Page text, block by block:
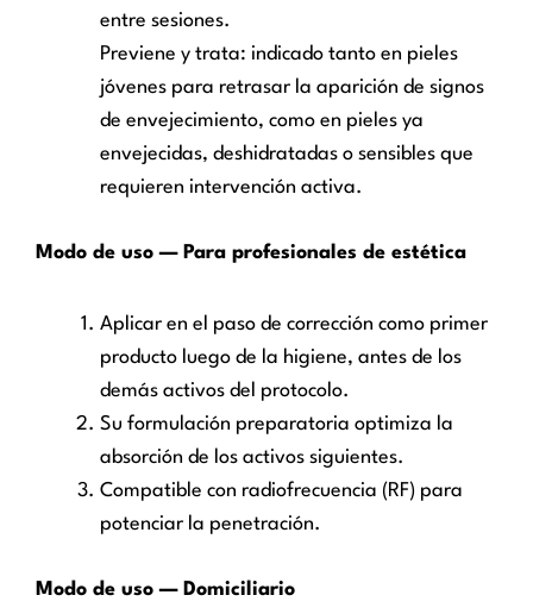
entre sesiones.
Previene y trata: indicado tanto en pieles
jóvenes para retrasar la aparición de signos
de envejecimiento, como en pieles ya
envejecidas, deshidratadas o sensibles que
requieren intervención activa.
Modo de uso — Para profesionales de estética
Aplicar en el paso de corrección como primer
producto luego de la higiene, antes de los
demás activos del protocolo.
Su formulación preparatoria optimiza la
absorción de los activos siguientes.
Compatible con radiofrecuencia (RF) para
potenciar la penetración.
Modo de uso — Domiciliario